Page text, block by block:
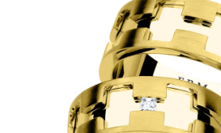
hvězdiček.